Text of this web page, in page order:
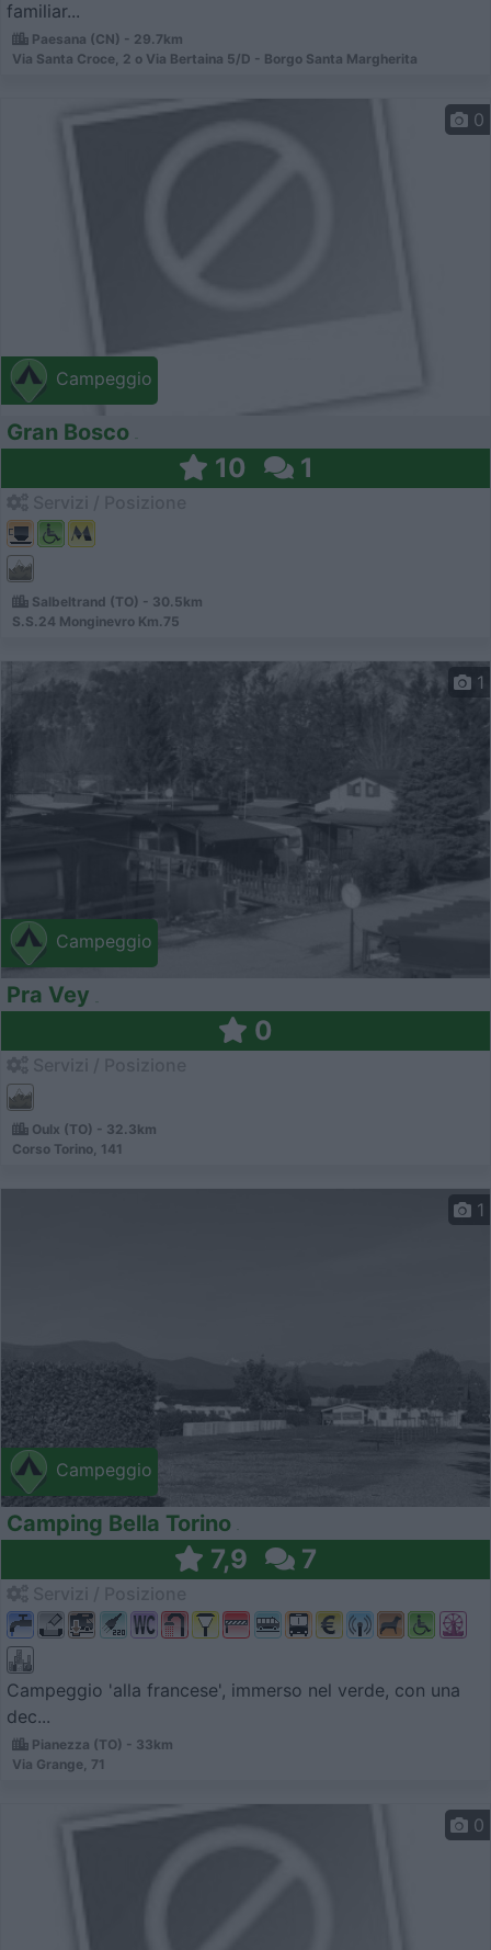
familiar...
Paesana (CN) - 29.7km
Via Santa Croce, 2 o Via Bertaina 5/D - Borgo Santa Margherita
Campeggio
0
Gran Bosco
10 1
Salbeltrand (TO) - 30.5km
S.S.24 Monginevro Km.75
Campeggio
1
Pra Vey
0
Oulx (TO) - 32.3km
Corso Torino, 141
Campeggio
1
Camping Bella Torino
7,9 7
Campeggio 'alla francese', immerso nel verde, con una
dec...
Pianezza (TO) - 33km
Via Grange, 71
0